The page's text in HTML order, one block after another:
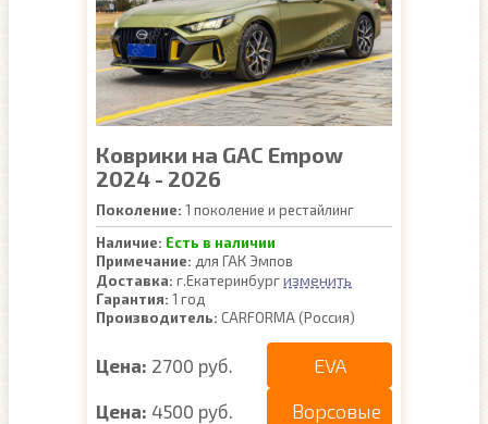
Коврики на GAC Empow
2024 - 2026
Поколение: 1 поколение и рестайлинг
Наличие: Есть в наличии
Примечание: для ГАК Эмпов
Доставка: г.Екатеринбургизменить
Гарантия: 1 год
Производитель: CARFORMA (Россия)
Цена: 2700 руб. EVA
Цена: 4500 руб. Ворсовые